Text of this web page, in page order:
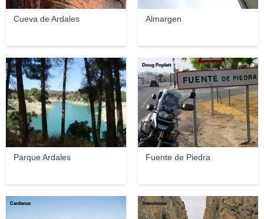
Cueva de Ardales Almargen
Parque Ardales
gabideardales
Fuente de Piedra
Doug Poplett
Cardenas Jsanchezes